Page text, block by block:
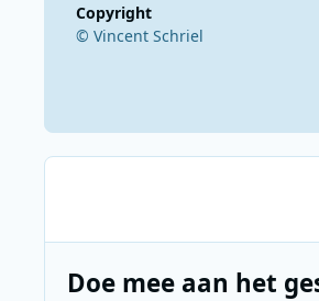
Copyright
© Vincent Schriel
Doe mee aan het